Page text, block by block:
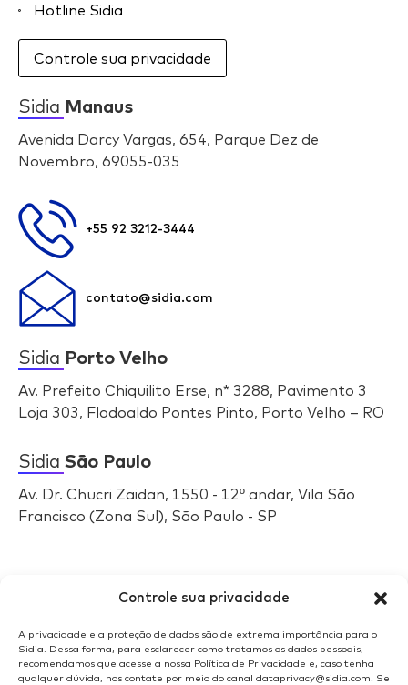
Controle sua privacidade
A privacidade e a proteção de dados são de extrema importância para o
Sidia. Dessa forma, para esclarecer como tratamos os dados pessoais,
recomendamos que acesse a nossa Política de Privacidade e, caso tenha
qualquer dúvida, nos contate por meio do canal dataprivacy@sidia.com. Se
Hotline Sidia
Controle sua privacidade
Sidia Manaus
Avenida Darcy Vargas, 654, Parque Dez de
Novembro, 69055-035
+55 92 3212-3444
contato@sidia.com
Sidia Porto Velho
Av. Prefeito Chiquilito Erse, n* 3288, Pavimento 3
Loja 303, Flodoaldo Pontes Pinto, Porto Velho – RO
Sidia São Paulo
Av. Dr. Chucri Zaidan, 1550 - 12º andar, Vila São
Francisco (Zona Sul), São Paulo - SP